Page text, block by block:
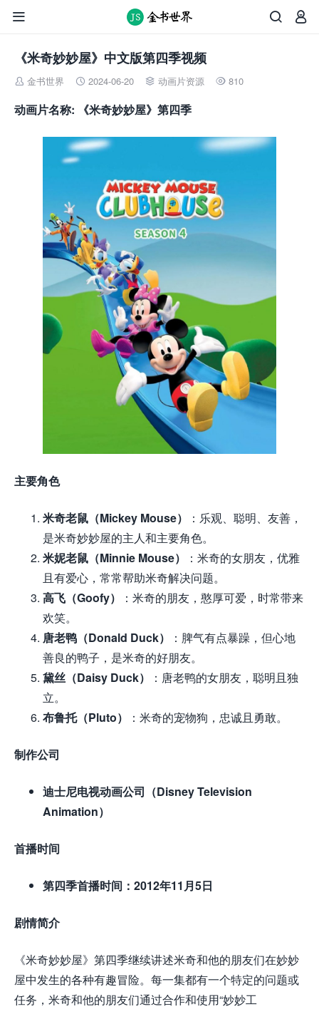



《米奇妙妙屋》中文版第四季视频
 金书世界  2024-06-20  动画片资源  810
动画片名称: 《米奇妙妙屋》第四季
主要角色
米奇老鼠（Mickey Mouse）
：乐观、聪明、友善，
是米奇妙妙屋的主人和主要角色。
米妮老鼠（Minnie Mouse）
：米奇的女朋友，优雅
且有爱心，常常帮助米奇解决问题。
高飞（Goofy）
：米奇的朋友，憨厚可爱，时常带来
欢笑。
唐老鸭（Donald Duck）
：脾气有点暴躁，但心地
善良的鸭子，是米奇的好朋友。
黛丝（Daisy Duck）
：唐老鸭的女朋友，聪明且独
立。
布鲁托（Pluto）
：米奇的宠物狗，忠诚且勇敢。
制作公司
迪士尼电视动画公司（Disney Television
Animation）
首播时间
第四季首播时间：2012年11月5日
剧情简介
《米奇妙妙屋》第四季继续讲述米奇和他的朋友们在妙妙
屋中发生的各种有趣冒险。每一集都有一个特定的问题或
任务，米奇和他的朋友们通过合作和使用“妙妙工